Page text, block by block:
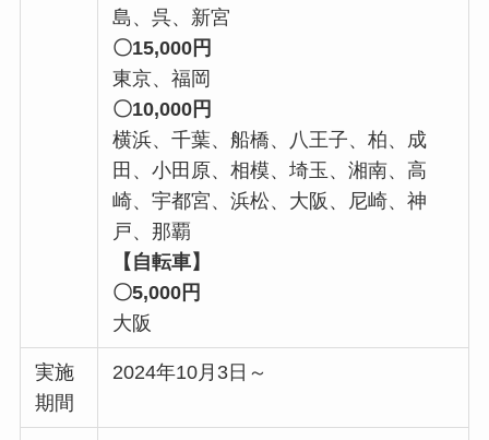
島、呉、新宮
〇15,000円
東京、福岡
〇10,000円
横浜、千葉、船橋、八王子、柏、成
田、小田原、相模、埼玉、湘南、高
崎、宇都宮、浜松、大阪、尼崎、神
戸、那覇
【自転車】
〇5,000円
大阪
実施
期間
2024年10月3日～